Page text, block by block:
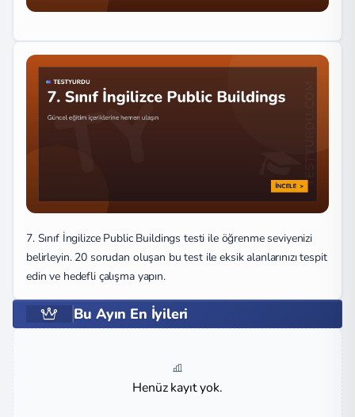
7. Sınıf İngilizce Public Buildings testi ile öğrenme seviyenizi
belirleyin. 20 sorudan oluşan bu test ile eksik alanlarınızı tespit
edin ve hedefli çalışma yapın.
Bu Ayın En İyileri
Henüz kayıt yok.